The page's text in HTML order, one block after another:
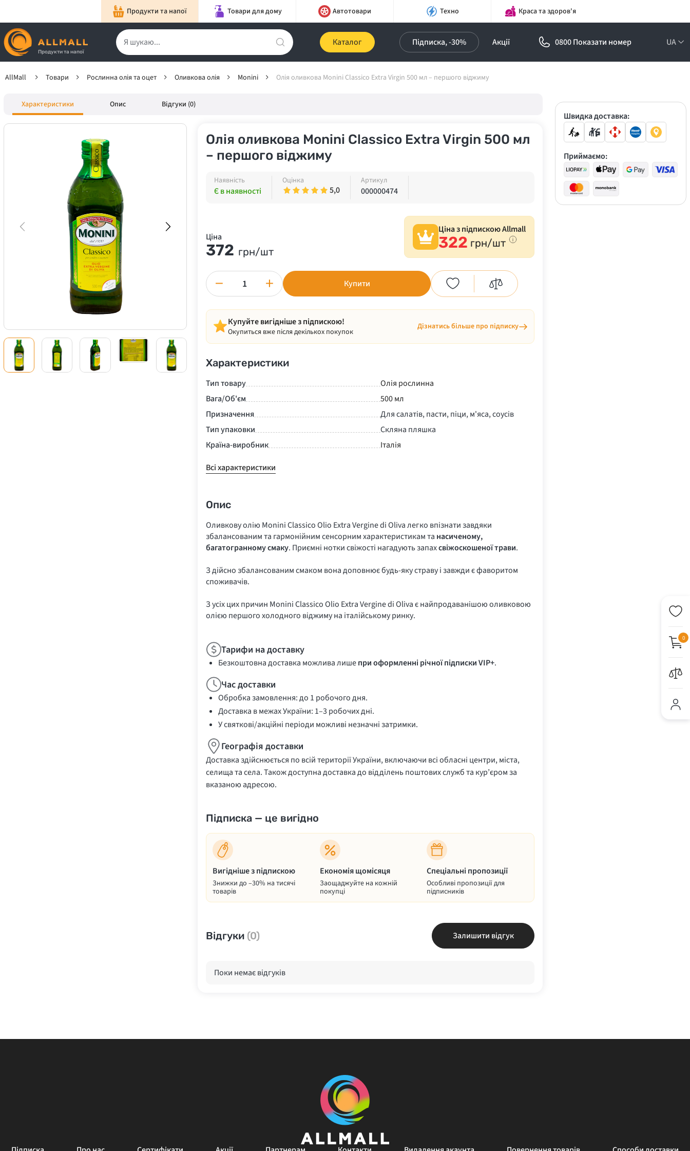
Продукти та напої Товари для дому Автотовари Техно Краса та здоров'я
Продукти та напої
Каталог Підписка, -30% Акції 0800 Показати номер UA
0
AllMall Товари Рослинна олія та оцет Оливкова олія Monini Олія оливкова Monini Classico Extra Virgin 500 мл – першого віджиму
Характеристики Опис Відгуки (0)
Олія оливкова Monini Classico Extra Virgin 500 мл
– першого віджиму
Наявність
Є в наявності
Оцінка
5,0
Артикул
000000474
Ціна
372 грн/шт
Ціна з підпискою Allmall
322 грн/шт
− + Купити
Купуйте вигідніше з підпискою!
Окупиться вже після декількох покупок
Дізнатись більше про підписку
Характеристики
Тип товару
Олія рослинна
Вага/Об'єм
500 мл
Призначення
Для салатів, пасти, піци, м'яса, соусів
Тип упаковки
Скляна пляшка
Країна-виробник
Італія
Всі характеристики
Опис
Оливкову олію Monini Classico Olio Extra Vergine di Oliva легко впізнати завдяки
збалансованим та гармонійним сенсорним характеристикам та насиченому,
багатогранному смаку. Приємні нотки свіжості нагадують запахсвіжоскошеної трави.
З дійсно збалансованим смаком вона доповнює будь-яку страву і завжди є фаворитом
споживачів.
З усіх цих причин Monini Classico Olio Extra Vergine di Oliva є найпродаванішою оливковою
олією першого холодного віджиму на італійському ринку.
Тарифи на доставку
Безкоштовна доставка можлива лишепри оформленні річної підписки VIP+.
Час доставки
Обробка замовлення: до 1 робочого дня.
Доставка в межах України: 1–3 робочих дні.
У святкові/акційні періоди можливі незначні затримки.
Географія доставки
Доставка здійснюється по всій території України, включаючи всі обласні центри, міста,
селища та села. Також доступна доставка до відділень поштових служб та кур’єром за
вказаною адресою.
Підписка — це вигідно
Вигідніше з підпискою
Знижки до –30% на тисячі
товарів
Економія щомісяця
Заощаджуйте на кожній
покупці
Спеціальні пропозиції
Особливі пропозиції для
підписників
Відгуки (0) Залишити відгук
Поки немає відгуків
Знижки до -30%
Швидка доставка:
Приймаємо: